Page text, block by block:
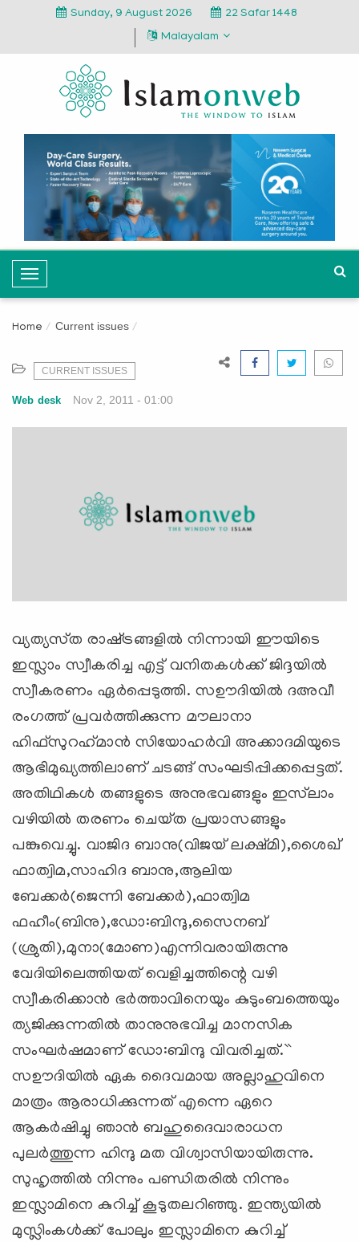
Sunday, 9 August 2026
22 Safar 1448
Malayalam
T
o
g
N
v
Home Current issues
CURRENT ISSUES
Web desk Nov 2, 2011 - 01:00
വ്യത്യസ്‌ത രാഷ്‌ട്രങ്ങളില്‍ നിന്നായി ഈയിടെ
ഇസ്ലാം സ്വീകരിച്ച എട്ട്‌ വനിതകള്‍ക്ക്‌ ജിദ്ദയില്‍
സ്വീകരണം ഏര്‍പ്പെടുത്തി. സഊദിയില്‍ ദഅവീ
രംഗത്ത്‌ പ്രവര്‍ത്തിക്കുന്ന മൗലാനാ
ഹിഫ്‌സുറഹ്‌മാന്‍ സിയോഹര്‍വി അക്കാദമിയുടെ
ആഭിമുഖ്യത്തിലാണ്‌ ചടങ്ങ്‌ സംഘടിപ്പിക്കപ്പെട്ടത്‌.
അതിഥികള്‍ തങ്ങളുടെ അനുഭവങ്ങളും ഇസ്‌ലാം
വഴിയില്‍ തരണം ചെയ്‌ത പ്രയാസങ്ങളും
പങ്കുവെച്ചു. വാജിദ ബാനു(വിജയ്‌ ലക്ഷ്‌മി),ശൈഖ്‌
ഫാത്വിമ,സാഹിദ ബാനു,ആലിയ
ബേക്കര്‍(ജെന്നി ബേക്കര്‍),ഫാത്വിമ
ഫഹീം(ബിനു),ഡോ:ബിന്ദു,സൈനബ്‌
(ശ്രുതി),മുനാ(മോണ)എന്നിവരായിരുന്നു
വേദിയിലെത്തിയത്‌ വെളിച്ചത്തിന്റെ വഴി
സ്വീകരിക്കാന്‍ ഭര്‍ത്താവിനെയും കുടുംബത്തെയും
ത്യജിക്കുന്നതില്‍ താനുനുഭവിച്ച മാനസിക
സംഘര്‍ഷമാണ്‌ ഡോ:ബിന്ദു വിവരിച്ചത്‌.``
സഊദിയില്‍ ഏക ദൈവമായ അല്ലാഹുവിനെ
മാത്രം ആരാധിക്കുന്നത്‌ എന്നെ ഏറെ
ആകര്‍ഷിച്ചു ഞാന്‍ ബഹുദൈവാരാധന
പുലര്‍ത്തുന്ന ഹിന്ദു മത വിശ്വാസിയായിരുന്നു.
സുഹൃത്തില്‍ നിന്നും പണ്ഡിതരില്‍ നിന്നും
ഇസ്ലാമിനെ കുറിച്ച്‌ കൂടുതലറിഞ്ഞു. ഇന്ത്യയില്‍
മുസ്ലിംകള്‍ക്ക്‌ പോലും ഇസ്ലാമിനെ കുറിച്ച്‌